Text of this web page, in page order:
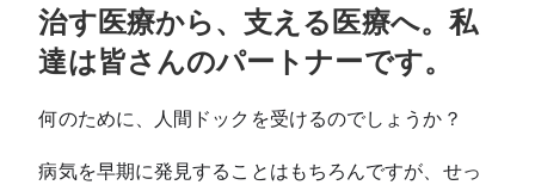
治す医療から、支える医療へ。私
達は皆さんのパートナーです。
何のために、人間ドックを受けるのでしょうか？
病気を早期に発見することはもちろんですが、せっ